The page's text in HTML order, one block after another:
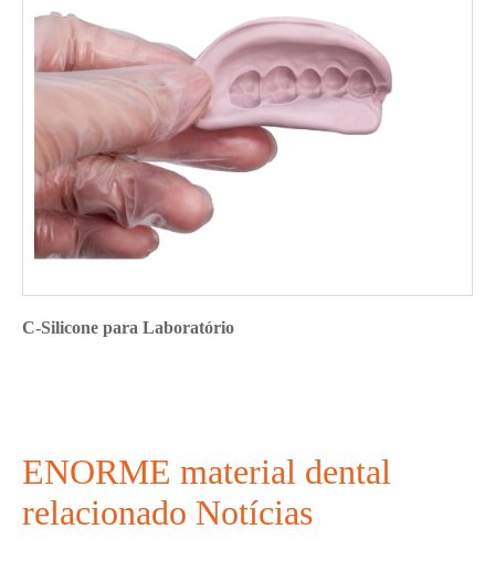
C-Silicone para Laboratório
ENORME material dental
relacionado Notícias